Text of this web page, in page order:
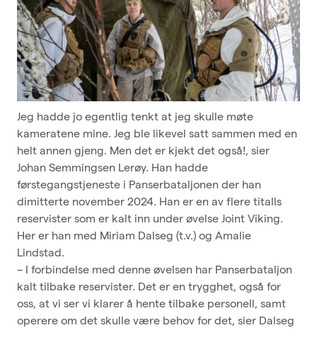
Jeg hadde jo egentlig tenkt at jeg skulle møte
kameratene mine. Jeg ble likevel satt sammen med en
helt annen gjeng. Men det er kjekt det også!, sier
Johan Semmingsen Lerøy. Han hadde
førstegangstjeneste i Panserbataljonen der han
dimitterte november 2024. Han er en av flere titalls
reservister som er kalt inn under øvelse Joint Viking.
Her er han med Miriam Dalseg (t.v.) og Amalie
Lindstad.
– I forbindelse med denne øvelsen har Panserbataljon
kalt tilbake reservister. Det er en trygghet, også for
oss, at vi ser vi klarer å hente tilbake personell, samt
operere om det skulle være behov for det, sier Dalseg